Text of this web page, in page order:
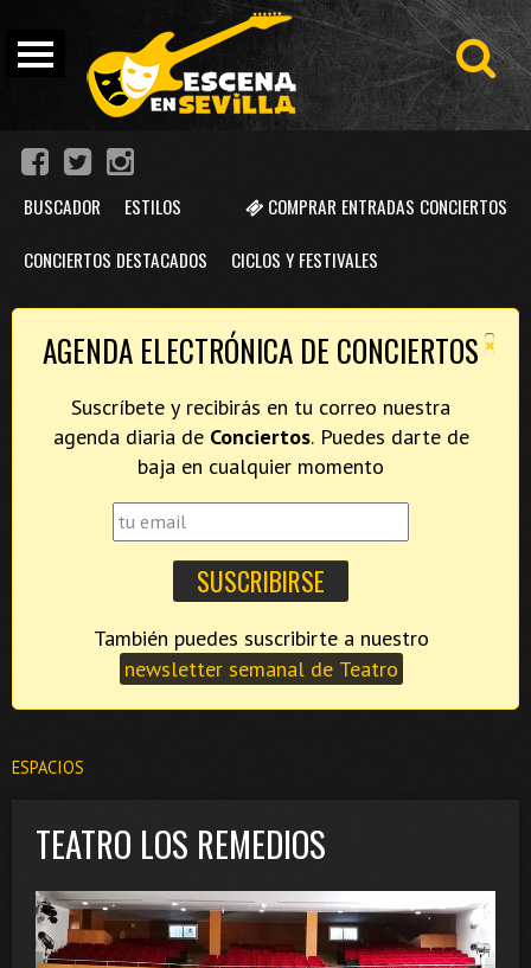
COMPRAR ENTRADAS CONCIERTOS
BUSCADOR ESTILOS
CONCIERTOS DESTACADOS CICLOS Y FESTIVALES
×
AGENDA ELECTRÓNICA DE CONCIERTOS
Suscríbete y recibirás en tu correo nuestra
agenda diaria de Conciertos. Puedes darte de
baja en cualquier momento
newsletter semanal de Teatro
ESPACIOS
TEATRO LOS REMEDIOS